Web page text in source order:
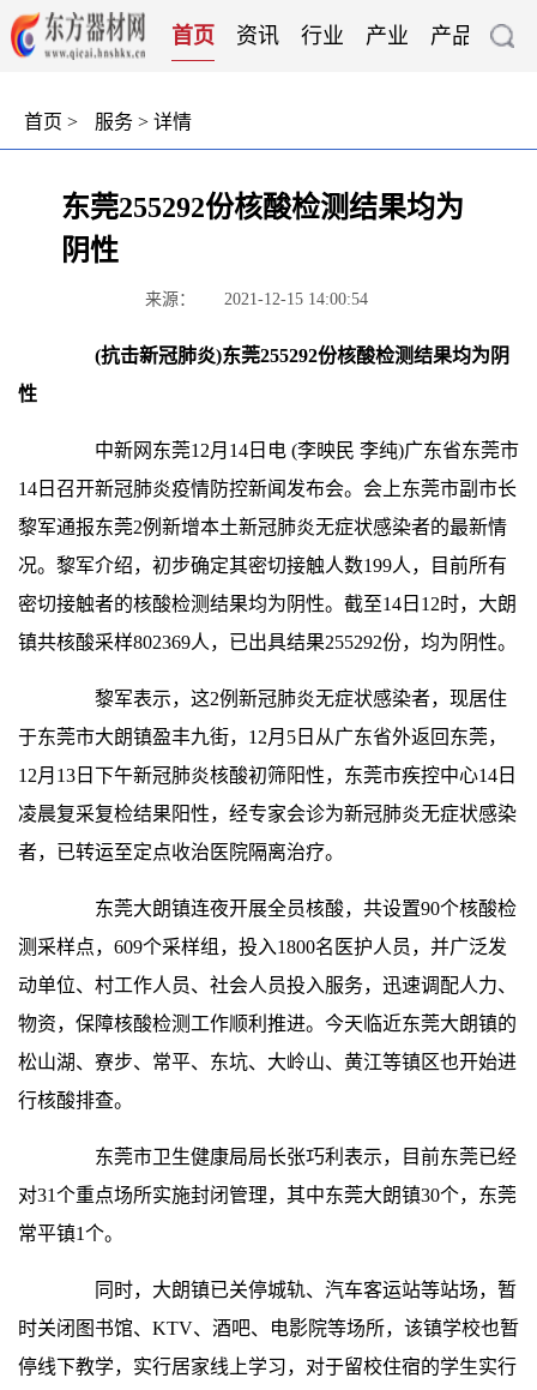
首页 资讯 行业 产业 产品 技术
首页 > 服务 > 详情
东莞255292份核酸检测结果均为
阴性
来源： 2021-12-15 14:00:54
(抗击新冠肺炎)东莞255292份核酸检测结果均为阴
性
中新网 东莞12月14日电 (李映民 李纯)广东省东莞市
14日召开新冠肺炎疫情防控新闻发布会。会上东莞市副市长
黎军通报东莞2例新增本土新冠肺炎无症状感染者的最新情
况。黎军介绍，初步确定其密切接触人数199人，目前所有
密切接触者的核酸检测结果均为阴性。截至14日12时，大朗
镇共核酸采样802369人，已出具结果255292份，均为阴性。
黎军表示，这2例新冠肺炎无症状感染者，现居住
于东莞市大朗镇盈丰九街，12月5日从广东省外返回东莞，
12月13日下午新冠肺炎核酸初筛阳性，东莞市疾控中心14日
凌晨复采复检结果阳性，经专家会诊为新冠肺炎无症状感染
者，已转运至定点收治医院隔离治疗。
东莞大朗镇连夜开展全员核酸，共设置90个核酸检
测采样点，609个采样组，投入1800名医护人员，并广泛发
动单位、村工作人员、社会人员投入服务，迅速调配人力、
物资，保障核酸检测工作顺利推进。今天临近东莞大朗镇的
松山湖、寮步、常平、东坑、大岭山、黄江等镇区也开始进
行核酸排查。
东莞市卫生健康局局长张巧利表示，目前东莞已经
对31个重点场所实施封闭管理，其中东莞大朗镇30个，东莞
常平镇1个。
同时，大朗镇已关停城轨、汽车客运站等站场，暂
时关闭图书馆、KTV、酒吧、电影院等场所，该镇学校也暂
停线下教学，实行居家线上学习，对于留校住宿的学生实行